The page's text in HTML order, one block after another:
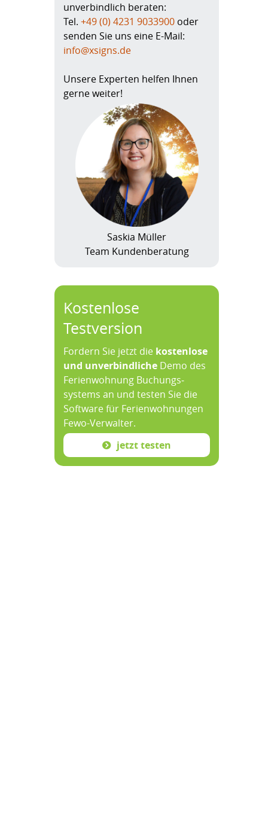
unverbindlich beraten:
Tel. +49 (0) 4231 9033900 oder
senden Sie uns eine E-Mail:
info@xsigns.de
Unsere Experten helfen Ihnen
gerne weiter!
Saskia Müller
Team Kundenberatung
Kostenlose
Testversion
Fordern Sie jetzt die kosten­lose
und un­ver­bind­liche Demo des
Ferien­wohnung Buchungs­
systems an und testen Sie die
Soft­ware für Ferien­wohnungen
Fewo-­Verwalter.
jetzt testen